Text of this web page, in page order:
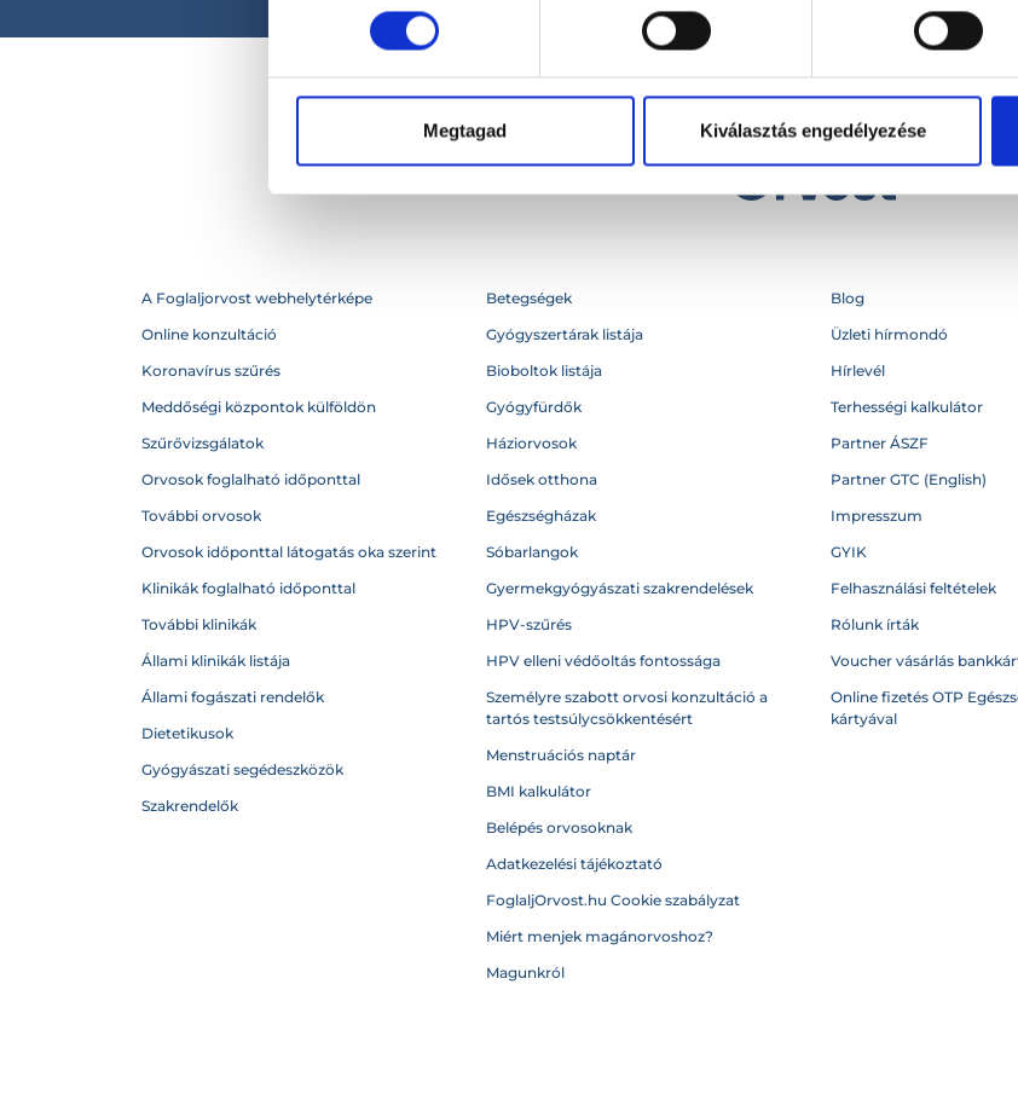
Megtagad Kiválasztás engedélyezése
A Foglaljorvost webhelytérképe
Online konzultáció
Koronavírus szűrés
Meddőségi központok külföldön
Szűrővizsgálatok
Orvosok foglalható időponttal
További orvosok
Orvosok időponttal látogatás oka szerint
Klinikák foglalható időponttal
További klinikák
Állami klinikák listája
Állami fogászati rendelők
Dietetikusok
Gyógyászati segédeszközök
Szakrendelők
Betegségek
Gyógyszertárak listája
Bioboltok listája
Gyógyfürdők
Háziorvosok
Idősek otthona
Egészségházak
Sóbarlangok
Gyermekgyógyászati szakrendelések
HPV-szűrés
HPV elleni védőoltás fontossága
Személyre szabott orvosi konzultáció a
tartós testsúlycsökkentésért
Menstruációs naptár
BMI kalkulátor
Belépés orvosoknak
Adatkezelési tájékoztató
FoglaljOrvost.hu Cookie szabályzat
Miért menjek magánorvoshoz?
Magunkról
Blog
Üzleti hírmondó
Hírlevél
Terhességi kalkulátor
Partner ÁSZF
Partner GTC (English)
Impresszum
GYIK
Felhasználási feltételek
Rólunk írták
Voucher vásárlás
Online fizetés OTP
kártyával